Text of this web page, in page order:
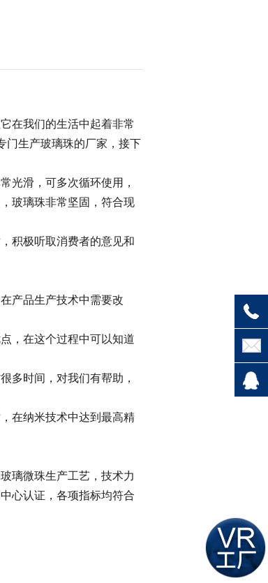
在我们的生活中起着非常
门生产玻璃珠的厂家，接下
滑，可多次循环使用，
玻璃珠非常坚固，符合现
积极听取消费者的意见和
产品生产技术中需要改
，在这个过程中可以知道
时间，对我们有帮助，
在纳米技术中达到最高精
璃微珠生产工艺，技术力
心认证，各项指标均符合